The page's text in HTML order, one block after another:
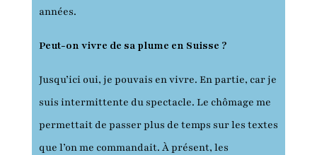
années.
Peut-on vivre de sa plume en Suisse ?
Jusqu’ici oui, je pouvais en vivre. En partie, car je
suis intermittente du spectacle. Le chômage me
permettait de passer plus de temps sur les textes
que l’on me commandait. À présent, les